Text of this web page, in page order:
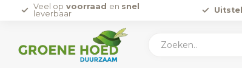
Veel op voorraad en snel
leverbaar